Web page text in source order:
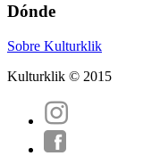
Dónde
Sobre Kulturklik
Kulturklik © 2015